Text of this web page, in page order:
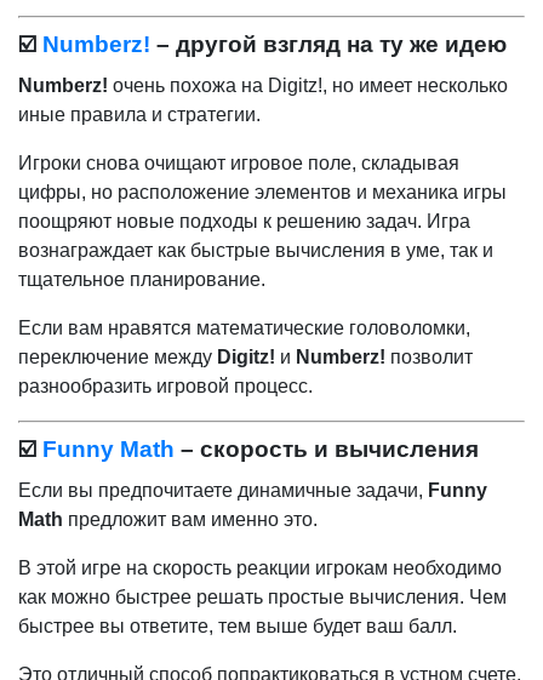
☑️ Numberz! – другой взгляд на ту же идею
Numberz! очень похожа на Digitz!, но имеет несколько
иные правила и стратегии.
Игроки снова очищают игровое поле, складывая
цифры, но расположение элементов и механика игры
поощряют новые подходы к решению задач. Игра
вознаграждает как быстрые вычисления в уме, так и
тщательное планирование.
Если вам нравятся математические головоломки,
переключение между Digitz! и Numberz! позволит
разнообразить игровой процесс.
☑️ Funny Math – скорость и вычисления
Если вы предпочитаете динамичные задачи, Funny
Math предложит вам именно это.
В этой игре на скорость реакции игрокам необходимо
как можно быстрее решать простые вычисления. Чем
быстрее вы ответите, тем выше будет ваш балл.
Это отличный способ попрактиковаться в устном счете,